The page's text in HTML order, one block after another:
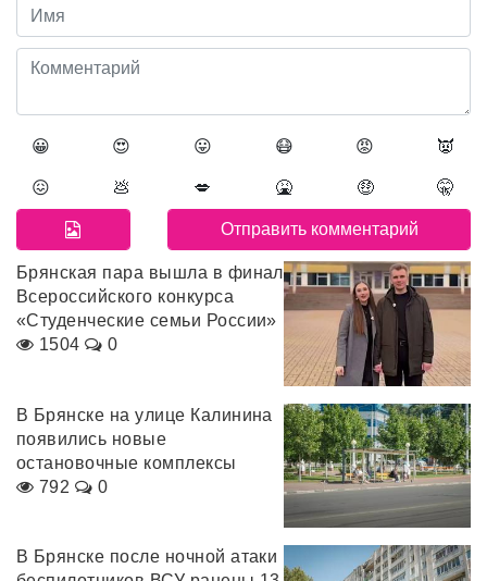
😀 😍 😛 😷 😡 👿
😖 💩 💋 🤮 🤑 🤫
Брянская пара вышла в финал
Всероссийского конкурса
«Студенческие семьи России»
1504
0
В Брянске на улице Калинина
появились новые
остановочные комплексы
792
0
В Брянске после ночной атаки